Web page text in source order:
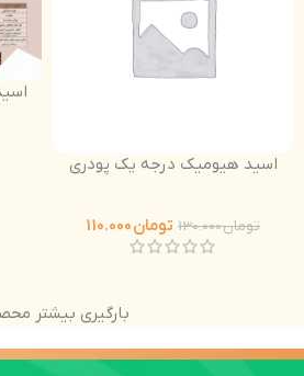
اسید هیومیک درجه یک پودری
تومان130.000 تومان
بارگیری بیشتر